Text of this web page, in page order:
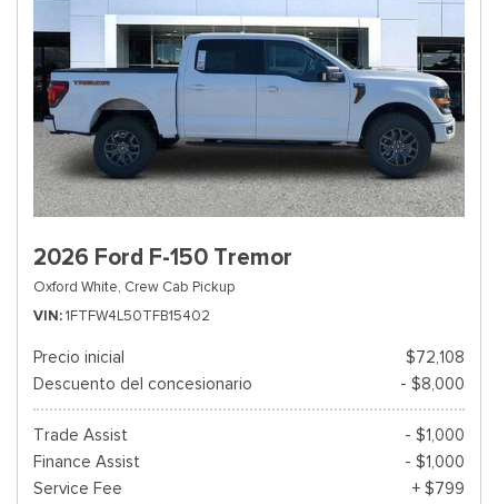
2026 Ford F-150 Tremor
Oxford White, Crew Cab Pickup
VIN 1FTFW4L50TFB15402
Precio inicial
$72,108
Descuento del concesionario
- $8,000
Trade Assist
- $1,000
Finance Assist
- $1,000
Service Fee
+ $799